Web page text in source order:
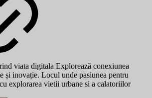
viata digitala Explorează conexiunea
și inovație. Locul unde pasiunea pentru
explorarea vietii urbane si a calatoriilor